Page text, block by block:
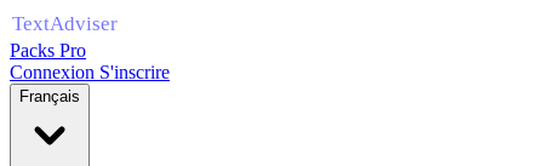
Packs Pro
Connexion S'inscrire
Français